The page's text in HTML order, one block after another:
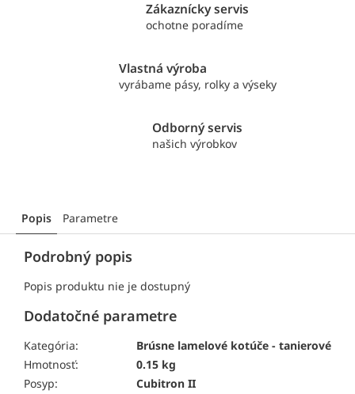
Zákaznícky servis
ochotne poradíme
Vlastná výroba
vyrábame pásy, rolky a výseky
Odborný servis
našich výrobkov
Popis Parametre
Podrobný popis
Popis produktu nie je dostupný
Dodatočné parametre
Kategória:
Brúsne lamelové kotúče - tanierové
Hmotnosť:
0.15 kg
Posyp:
Cubitron II